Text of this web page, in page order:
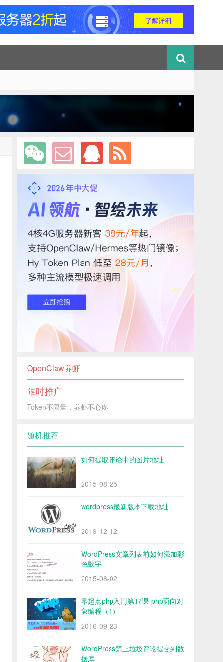
OpenClaw养虾
限时推广
Token不限量，养虾不心疼
随机推荐
如何提取评论中的图片地址
2015-08-25
wordpress最新版本下载地址
2019-12-12
WordPress文章列表前如何添加彩
色数字
2015-08-02
零起点php入门第17课-php面向对
象编程（1）
2016-09-23
WordPress禁止垃圾评论提交到数
据库